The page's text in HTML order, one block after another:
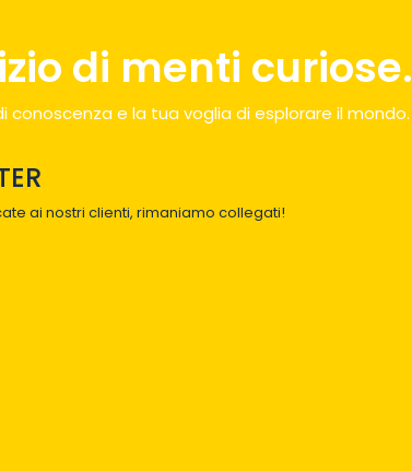
di menti curiose.
e la tua voglia di esplorare il mondo.
ai nostri clienti, rimaniamo collegati!